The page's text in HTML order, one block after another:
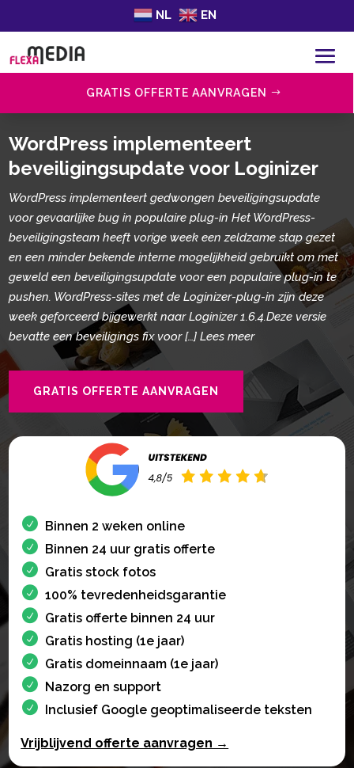
NL EN
GRATIS OFFERTE AANVRAGEN
WordPress implementeert
beveiligingsupdate voor Loginizer
WordPress implementeert gedwongen beveiligingsupdate
voor gevaarlijke bug in populaire plug-in Het WordPress-
beveiligingsteam heeft vorige week een zeldzame stap gezet
en een minder bekende interne mogelijkheid gebruikt om met
geweld een beveiligingsupdate voor een populaire plug-in te
pushen. WordPress-sites met de Loginizer-plug-in zijn deze
week geforceerd bijgewerkt naar Loginizer 1.6.4.Deze versie
bevatte een beveiligings fix voor […] Lees meer
GRATIS OFFERTE AANVRAGEN
Binnen 2 weken online
Binnen 24 uur gratis offerte
Gratis stock fotos
100% tevredenheidsgarantie
Gratis offerte binnen 24 uur
Gratis hosting (1e jaar)
Gratis domeinnaam (1e jaar)
Nazorg en support
Inclusief Google geoptimaliseerde teksten
Vrijblijvend offerte aanvragen →